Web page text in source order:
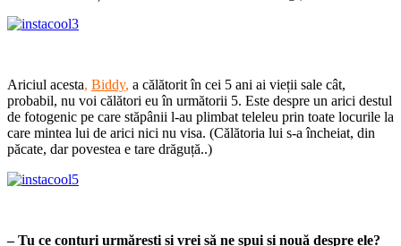
Ariciul acesta, Biddy, a călătorit în cei 5 ani ai vieții sale cât,
probabil, nu voi călători eu în următorii 5. Este despre un arici destul
de fotogenic pe care stăpânii l-au plimbat teleleu prin toate locurile la
care mintea lui de arici nici nu visa. (Călătoria lui s-a încheiat, din
păcate, dar povestea e tare drăguță..)
– Tu ce conturi urmărești și vrei să ne spui și nouă despre ele?